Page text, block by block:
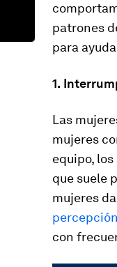
patrones
para
1.
Las
mujeres
equipo,
que suele
mujeres
con